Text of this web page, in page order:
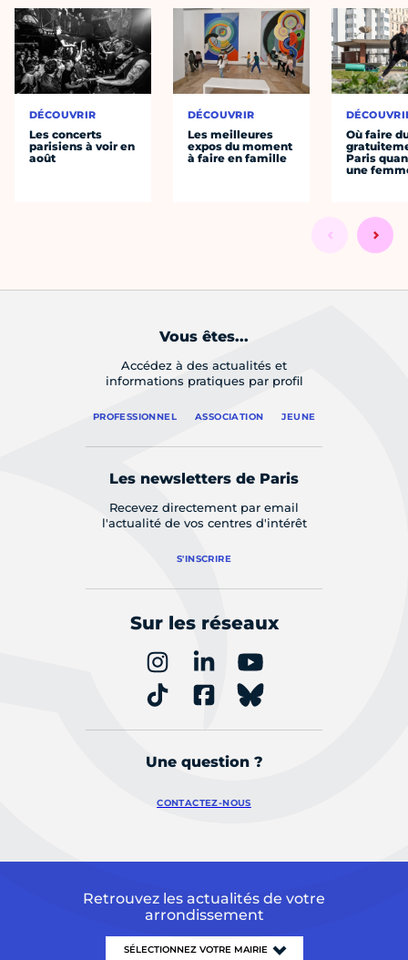
DÉCOUVRIR
Les concerts
parisiens à voir en
août
DÉCOUVRIR
Les meilleures
expos du moment
à faire en famille
Où faire
Paris
une
Vous êtes...
Accédez à des actualités et
informations pratiques par profil
PROFESSIONNEL ASSOCIATION JEUNE
Les newsletters de Paris
Recevez directement par email
l'actualité de vos centres d'intérêt
S'INSCRIRE
Sur les réseaux
Une question ?
CONTACTEZ-NOUS
Retrouvez les actualités de votre
arrondissement